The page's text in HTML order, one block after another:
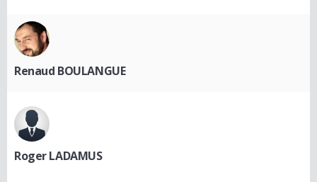
Renaud BOULANGUE
Roger LADAMUS